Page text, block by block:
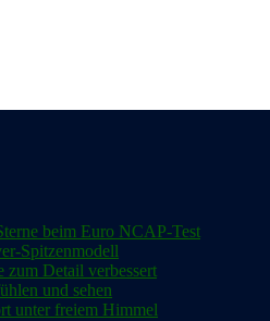
beim Euro NCAP-Test
Spitzenmodell
Detail verbessert
und sehen
unter freiem Himmel